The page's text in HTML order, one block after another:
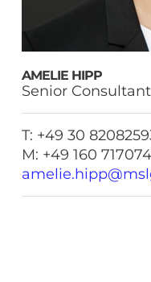
AMELIE HIPP
Senior Consultant
T: +49 30
M: +49 160